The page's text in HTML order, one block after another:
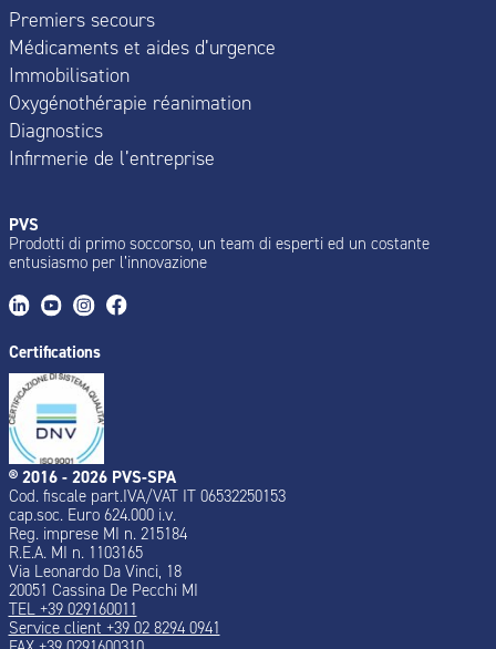
Premiers secours
Médicaments et aides d’urgence
Immobilisation
Oxygénothérapie réanimation
Diagnostics
Infirmerie de l’entreprise
PVS
Prodotti di primo soccorso, un team di esperti ed un costante
entusiasmo per l’innovazione
Certifications
® 2016 - 2026 PVS-SPA
Cod. fiscale part.IVA/VAT IT 06532250153
cap.soc. Euro 624.000 i.v.
Reg. imprese MI n. 215184
R.E.A. MI n. 1103165
Via Leonardo Da Vinci, 18
20051 Cassina De Pecchi MI
TEL +39 029160011
Service client +39 02 8294 0941